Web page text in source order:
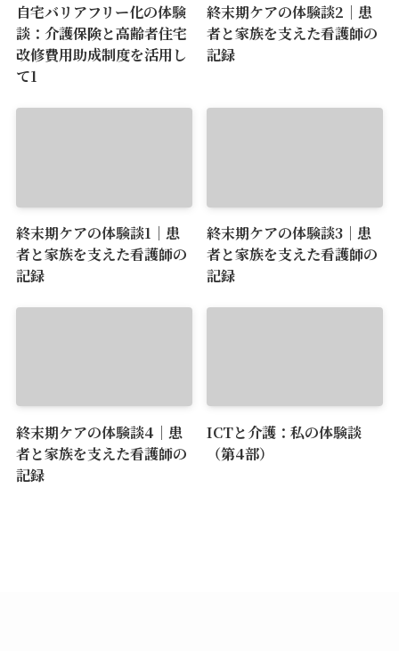
自宅バリアフリー化の体験
談：介護保険と高齢者住宅
改修費用助成制度を活用し
て1
終末期ケアの体験談2｜患
者と家族を支えた看護師の
記録
終末期ケアの体験談1｜患
者と家族を支えた看護師の
記録
終末期ケアの体験談3｜患
者と家族を支えた看護師の
記録
終末期ケアの体験談4｜患
者と家族を支えた看護師の
記録
ICTと介護：私の体験談
（第4部）